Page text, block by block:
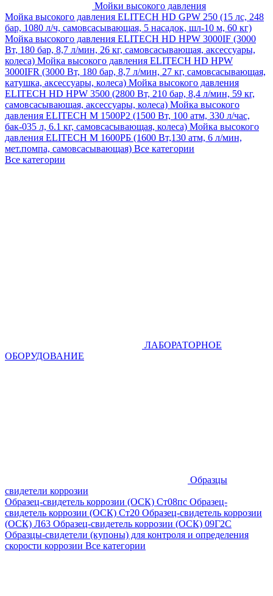
Мойки высокого давления
Мойка высокого давления ELITECH HD GPW 250 (15 лс, 248
бар, 1080 л/ч, самовсасывающая, 5 насадок, шл-10 м, 60 кг)
Мойка высокого давления ELITECH HD HPW 3000IF (3000
Вт, 180 бар, 8,7 л/мин, 26 кг, самовсасывающая, аксессуары,
колеса) Мойка высокого давления ELITECH HD HPW
3000IFR (3000 Вт, 180 бар, 8,7 л/мин, 27 кг, самовсасывающая,
катушка, аксессуары, колеса) Мойка высокого давления
ELITECH HD HPW 3500 (2800 Вт, 210 бар, 8,4 л/мин, 59 кг,
самовсасывающая, аксессуары, колеса) Мойка высокого
давления ELITECH M 1500P2 (1500 Вт, 100 атм, 330 л/час,
бак-035 л, 6.1 кг, самовсасывающая, колеса) Мойка высокого
давления ELITECH М 1600РБ (1600 Вт,130 атм, 6 л/мин,
мет.помпа, самовсасывающая) Все категории
Все категории
ЛАБОРАТОРНОЕ
ОБОРУДОВАНИЕ
Образцы
свидетели коррозии
Образец-свидетель коррозии (ОСК) Ст08пс Образец-
свидетель коррозии (ОСК) Ст20 Образец-свидетель коррозии
(ОСК) Л63 Образец-свидетель коррозии (ОСК) 09Г2С
Образцы-свидетели (купоны) для контроля и определения
скорости коррозии Все категории